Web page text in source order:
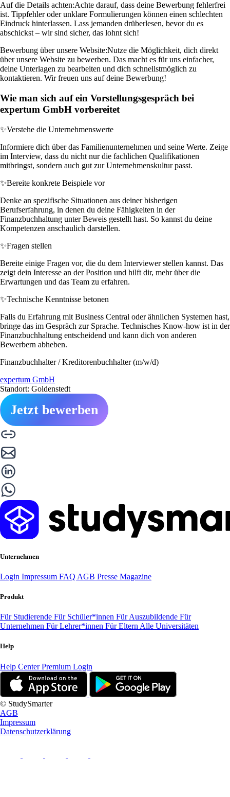
Auf die Details achten:Achte darauf, dass deine Bewerbung fehlerfrei
ist. Tippfehler oder unklare Formulierungen können einen schlechten
Eindruck hinterlassen. Lass jemanden drüberlesen, bevor du es
abschickst – wir sind sicher, das lohnt sich!
Bewerbung über unsere Website:Nutze die Möglichkeit, dich direkt
über unsere Website zu bewerben. Das macht es für uns einfacher,
deine Unterlagen zu bearbeiten und dich schnellstmöglich zu
kontaktieren. Wir freuen uns auf deine Bewerbung!
Wie man sich auf ein Vorstellungsgespräch bei
expertum GmbH vorbereitet
✨Verstehe die Unternehmenswerte
Informiere dich über das Familienunternehmen und seine Werte. Zeige
im Interview, dass du nicht nur die fachlichen Qualifikationen
mitbringst, sondern auch gut zur Unternehmenskultur passt.
✨Bereite konkrete Beispiele vor
Denke an spezifische Situationen aus deiner bisherigen
Berufserfahrung, in denen du deine Fähigkeiten in der
Finanzbuchhaltung unter Beweis gestellt hast. So kannst du deine
Kompetenzen anschaulich darstellen.
✨Fragen stellen
Bereite einige Fragen vor, die du dem Interviewer stellen kannst. Das
zeigt dein Interesse an der Position und hilft dir, mehr über die
Erwartungen und das Team zu erfahren.
✨Technische Kenntnisse betonen
Falls du Erfahrung mit Business Central oder ähnlichen Systemen hast,
bringe das im Gespräch zur Sprache. Technisches Know-how ist in der
Finanzbuchhaltung entscheidend und kann dich von anderen
Bewerbern abheben.
Finanzbuchhalter / Kreditorenbuchhalter (m/w/d)
expertum GmbH
Standort: Goldenstedt
Jetzt bewerben
Unternehmen
Login Impressum FAQ AGB Presse Magazine
Produkt
Für Studierende Für Schüler*innen Für Auszubildende Für
Unternehmen Für Lehrer*innen Für Eltern Alle Universitäten
Help
Help CenterPremium Login
© StudySmarter
AGB
Impressum
Datenschutzerklärung